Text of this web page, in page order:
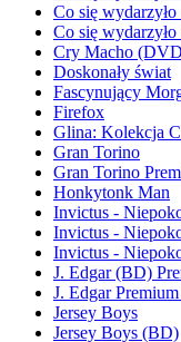
Co się
Co się
Cry Macho
Doskonały świat
Fascynujący
Firefox
Glina: Kolekcja
Gran Torino
Gran Torino
Honkytonk Man
Invictus -
Invictus -
Invictus -
J. Edgar (BD)
J. Edgar
Jersey Boys
Jersey Boys (BD)